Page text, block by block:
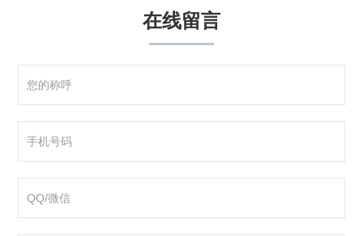
在线留言